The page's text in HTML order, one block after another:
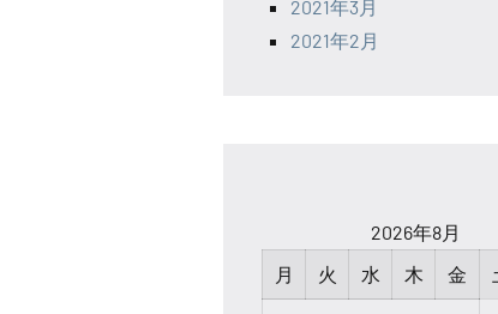
2021年3月
2021年2月
2026年8月
月
火 水 木 金